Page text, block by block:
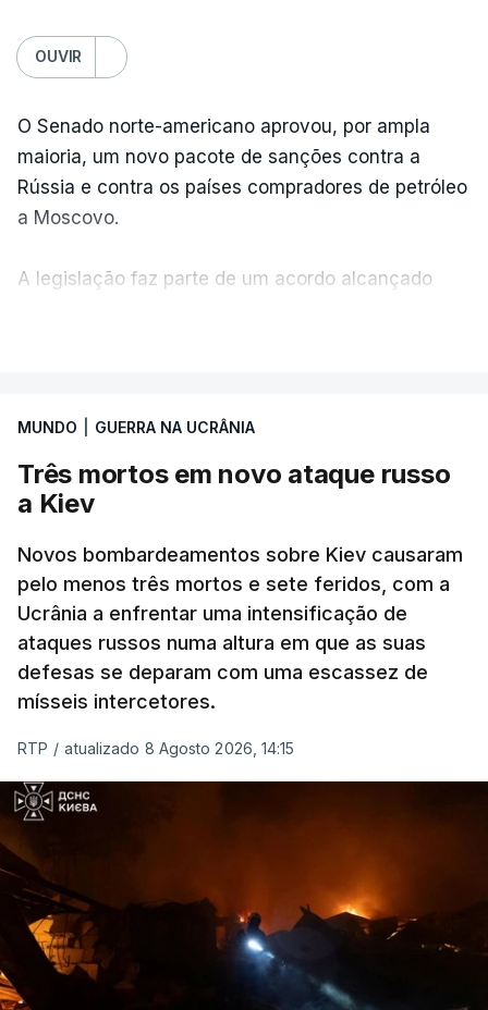
OUVIR
O Senado norte-americano aprovou, por ampla
maioria, um novo pacote de sanções contra a
Rússia e contra os países compradores de petróleo
a Moscovo.
A legislação faz parte de um acordo alcançado
Vladimir Putin e aos principais comandantes
militares e ainda a aplicação de tarifas até 500%
sobre as exportações russas.
ERROR ON HTML5 MEDIA ELEMENT
ESTE CONTEÚDO ESTÁ NESTE
MOMENTO INDISPONÍVEL
Donald Trump imponha taxas até 100% aos cinco
principais importadores russos de petróleo e gás.
O documento segue agora para a Câmara dos
Representantes, mas não se espera uma votação
MUNDO GUERRA NA UCRÂNIA
Três mortos em novo ataque russo
a Kiev
Novos bombardeamentos sobre Kiev causaram
pelo menos três mortos e sete feridos, com a
Ucrânia a enfrentar uma intensificação de
ataques russos numa altura em que as suas
defesas se deparam com uma escassez de
mísseis intercetores.
RTP / atualizado 8 Agosto 2026, 14:15